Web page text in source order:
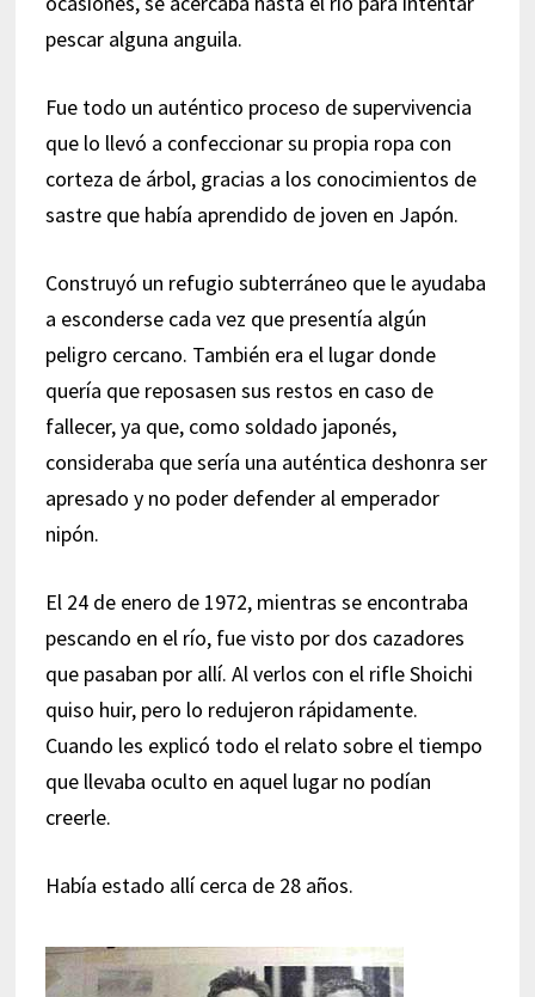
pescar alguna anguila.
Fue todo un auténtico proceso de supervivencia
que lo llevó a confeccionar su propia ropa con
corteza de árbol, gracias a los conocimientos de
sastre que había aprendido de joven en Japón.
Construyó un refugio subterráneo que le ayudaba
a esconderse cada vez que presentía algún
peligro cercano. También era el lugar donde
quería que reposasen sus restos en caso de
fallecer, ya que, como soldado japonés,
consideraba que sería una auténtica deshonra ser
apresado y no poder defender al emperador
nipón.
El 24 de enero de 1972, mientras se encontraba
pescando en el río, fue visto por dos cazadores
que pasaban por allí. Al verlos con el rifle Shoichi
quiso huir, pero lo redujeron rápidamente.
Cuando les explicó todo el relato sobre el tiempo
que llevaba oculto en aquel lugar no podían
creerle.
Había estado allí cerca de 28 años.